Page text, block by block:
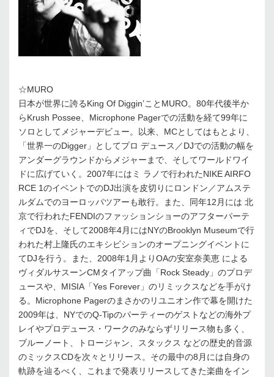
☆MURO
日本が世界に誇るKing Of Diggin’ことMURO。80年代後半か
らKrush Possee、Microphone Pagerでの活動を経て99年に
ソロとしてメジャーデビュー。以来、MCとしてはもとより、
「世界一のDigger」としてプロ デュース／DJでの活動の幅を
アンダーグラウンドからメジャーまで、そしてワールドワイ
ドに広げていく。2007年にはミ ラノで行われたNIKE AIRFO
RCE 1のイベントでのDJ出演を皮切りにロンドン／アムステ
ルダムでのヨーロッパツアーも敢行。また、同年12月には 北
京で行われたFENDIのファッションショーのアフターパーテ
ィでDJを、そして2008年4月にはNYのBrooklyn Museumで行
われた村上隆氏のエキシビションのオープニングイベントに
てDJを行う。また、2008年1月よりOAの安室奈美恵 による
ヴィダルサスーンCMタイアップ曲「Rock Steady」のプロデ
ュースや、MISIA「Yes Forever」のリミックスなどを手がけ
る。Microphone Pagerのまさかのリユニオン作で幕を開けた
2009年は、NYでのQ-Tipのパーティーのゲストなどの海外プ
レイやプロデュース・ワークのみならずリリース物も多く、
ブルーノート、トロージャン、スタックス などの歴史的音源
のミックスCDを次々とリリース。その最中の8月には自身の
軌跡を辿るべく、これまで発表リリースしてきた楽曲をイン